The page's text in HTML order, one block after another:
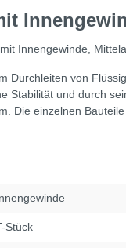
Innengewinde,
Durchleiten von
Stabilität und durch
Die einzelnen
Stück